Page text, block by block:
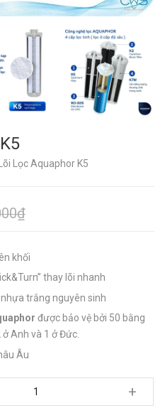
Lõi Lọc Aquaphor K5
khối
thay lõi nhanh
trắng nguyên sinh
được bảo vệ bởi 50 bằng
ở Anh và 1 ở Đức.
Âu
+